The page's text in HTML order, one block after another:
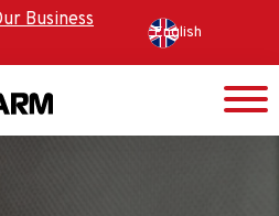
Business
English